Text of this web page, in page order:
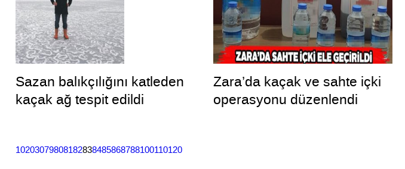
Sazan balıkçılığını katleden
kaçak ağ tespit edildi
Zara’da kaçak ve sahte içki
operasyonu düzenlendi
10203079808182838485868788100110120